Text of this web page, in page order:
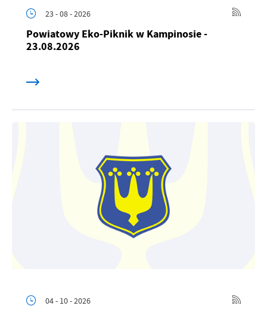
23 - 08 - 2026
Powiatowy Eko-Piknik w Kampinosie -
23.08.2026
04 - 10 - 2026